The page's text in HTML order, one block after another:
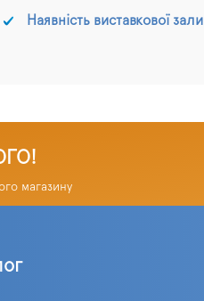
Наявність виставкової зали
магазину